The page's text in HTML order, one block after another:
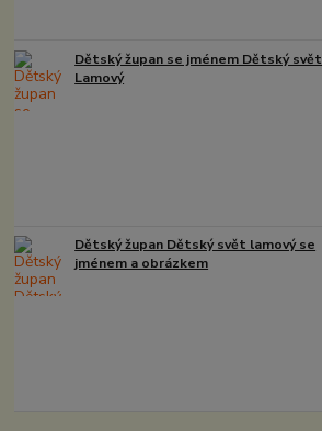
Dětský župan se jménem Dětský svět
Lamový
Dětský župan Dětský svět lamový se
jménem a obrázkem